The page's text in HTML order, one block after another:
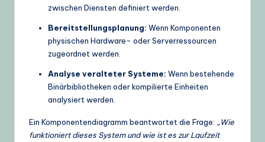
zwischen Diensten definiert werden.
Bereitstellungsplanung: Wenn Komponenten
physischen Hardware- oder Serverressourcen
zugeordnet werden.
Analyse veralteter Systeme: Wenn bestehende
Binärbibliotheken oder kompilierte Einheiten
analysiert werden.
Ein Komponentendiagramm beantwortet die Frage: „Wie
funktioniert dieses System und wie ist es zur Laufzeit